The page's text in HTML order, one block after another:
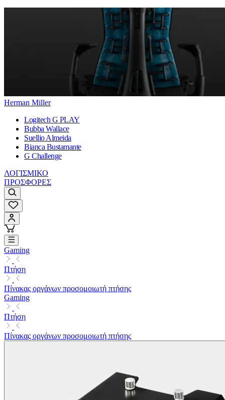
Herman Miller
Logitech G PLAY
Bubba Wallace
Suellio Almeida
Bianca Bustamante
G Challenge
ΛΟΓΙΣΜΙΚΟ
ΠΡΟΣΦΟΡΕΣ
Gaming
Πτήση
Πίνακας οργάνων προσομοιωτή πτήσης
Gaming
Πτήση
Πίνακας οργάνων προσομοιωτή πτήσης